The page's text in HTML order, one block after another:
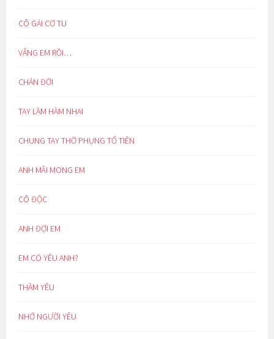
CÔ GÁI CƠ TU
VẮNG EM RỒI…
CHÁN ĐỜI
TAY LÀM HÀM NHAI
CHUNG TAY THỜ PHỤNG TỔ TIÊN
ANH MÃI MONG EM
CÔ ĐỘC
ANH ĐỢI EM
EM CÓ YÊU ANH?
THẦM YÊU
NHỚ NGƯỜI YÊU